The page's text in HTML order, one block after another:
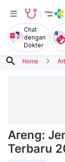
Chat
dengan
Dokter
search Home
Areng:
Terbaru